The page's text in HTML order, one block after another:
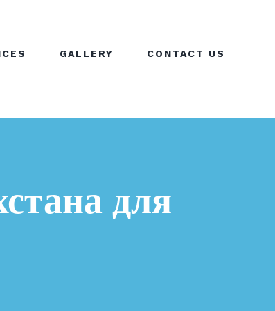
GALLERY CONTACT US
для